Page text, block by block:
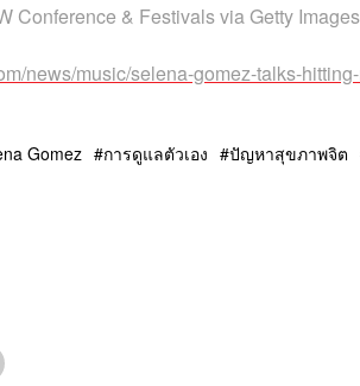
Conference & Festivals via Getty Images
news/music/selena-gomez-talks-
Gomez การดูแลตัวเอง ปัญหาสุขภาพจิต